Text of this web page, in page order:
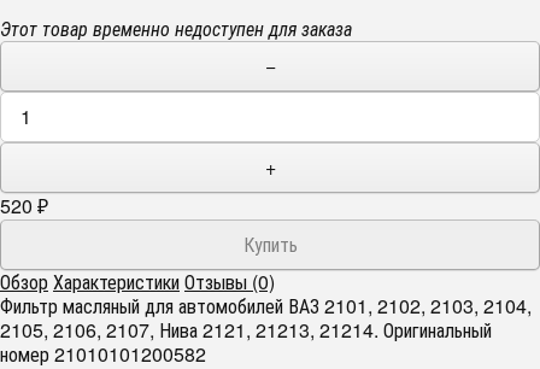
Этот товар временно недоступен для заказа
−
+
520 ₽
ОбзорХарактеристикиОтзывы (0)
Фильтр масляный для автомобилей ВАЗ 2101, 2102, 2103, 2104,
2105, 2106, 2107, Нива 2121, 21213, 21214. Оригинальный
номер 21010101200582